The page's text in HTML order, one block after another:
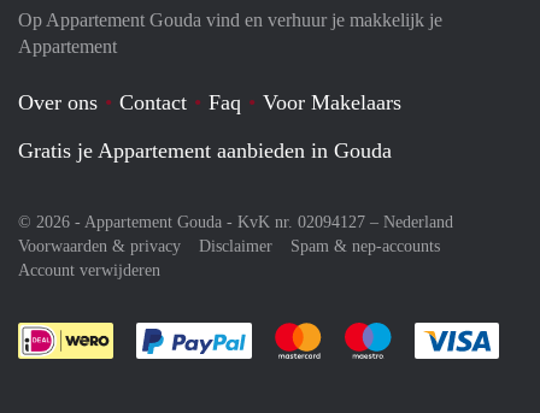
Op Appartement Gouda vind en verhuur je makkelijk je
Appartement
Over ons Contact Faq
Voor Makelaars
Gratis je Appartement aanbieden in Gouda
© 2026 - Appartement Gouda - KvK nr. 02094127 – Nederland
Voorwaarden & privacy
Disclaimer
Spam & nep-accounts
Account verwijderen
Je rekent gemakkelijk af met Paypal
Je rekent gemakkelijk af met
Je rekent